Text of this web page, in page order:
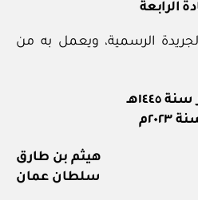
الرابعة
الرسمية، ويعمل به من
هيثم بن طارق
سلطان عمان